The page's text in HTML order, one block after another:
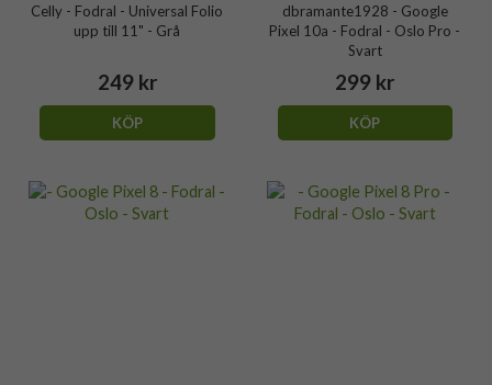
Celly - Fodral - Universal Folio
upp till 11" - Grå
249 kr
KÖP
dbramante1928 - Google
Pixel 10a - Fodral - Oslo Pro -
Svart
299 kr
KÖP